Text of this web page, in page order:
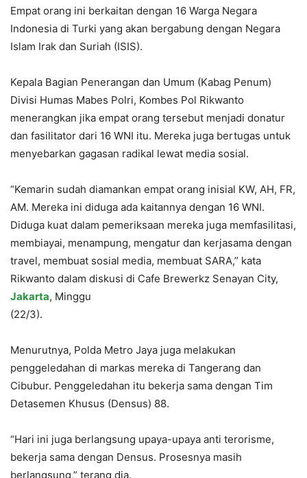
Empat orang ini berkaitan dengan 16 Warga Negara
Indonesia di Turki yang akan bergabung dengan Negara
Islam Irak dan Suriah (ISIS).
Kepala Bagian Penerangan dan Umum (Kabag Penum)
Divisi Humas Mabes Polri, Kombes Pol Rikwanto
menerangkan jika empat orang tersebut menjadi donatur
dan fasilitator dari 16 WNI itu. Mereka juga bertugas untuk
menyebarkan gagasan radikal lewat media sosial.
“Kemarin sudah diamankan empat orang inisial KW, AH, FR,
AM. Mereka ini diduga ada kaitannya dengan 16 WNI.
Diduga kuat dalam pemeriksaan mereka juga memfasilitasi,
membiayai, menampung, mengatur dan kerjasama dengan
travel, membuat sosial media, membuat SARA,” kata
Rikwanto dalam diskusi di Cafe Brewerkz Senayan City,
Jakarta, Minggu
(22/3).
Menurutnya, Polda Metro Jaya juga melakukan
penggeledahan di markas mereka di Tangerang dan
Cibubur. Penggeledahan itu bekerja sama dengan Tim
Detasemen Khusus (Densus) 88.
“Hari ini juga berlangsung upaya-upaya anti terorisme,
bekerja sama dengan Densus. Prosesnya masih
berlangsung,” terang dia.